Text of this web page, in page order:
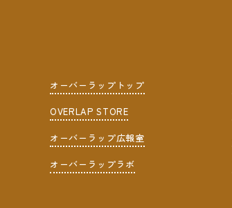
オーバーラップトップ
OVERLAP STORE
オーバーラップ広報室
オーバーラップラボ